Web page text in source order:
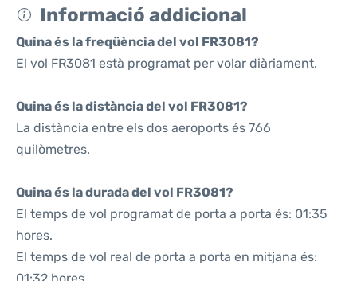
Informació addicional
Quina és la freqüència del vol FR3081?
El vol FR3081 està programat per volar diàriament.
Quina és la distància del vol FR3081?
La distància entre els dos aeroports és 766
quilòmetres.
Quina és la durada del vol FR3081?
El temps de vol programat de porta a porta és: 01:35
hores.
El temps de vol real de porta a porta en mitjana és: